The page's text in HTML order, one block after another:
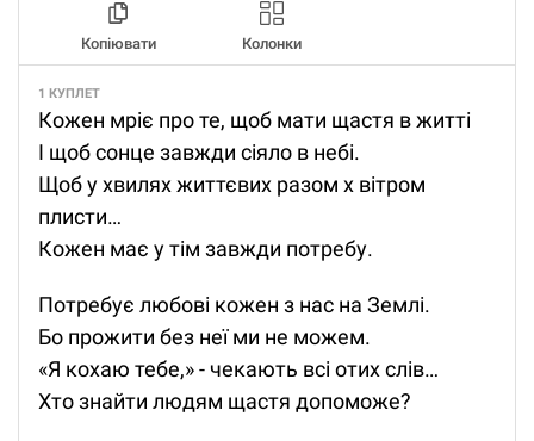
Копіювати Колонки
1 КУПЛЕТ
Кожен мріє про те, щоб мати щастя в житті
І щоб сонце завжди сіяло в небі.
Щоб у хвилях життєвих разом х вітром
плисти…
Кожен має у тім завжди потребу.
Потребує любові кожен з нас на Землі.
Бо прожити без неї ми не можем.
«Я кохаю тебе,» - чекають всі отих слів…
Хто знайти людям щастя допоможе?